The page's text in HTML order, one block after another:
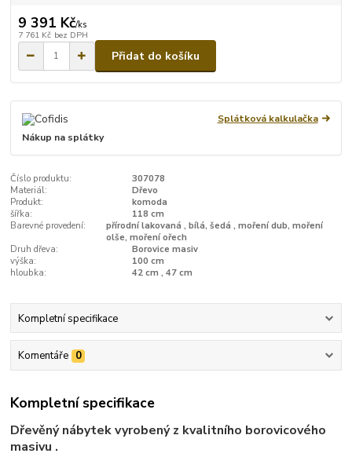
9 391 Kč/ks
7 761 Kč bez DPH
Přidat do košíku
Splátková kalkulačka
Nákup na splátky
Číslo produktu:
307078
Materiál:
Dřevo
Produkt:
komoda
šířka:
118 cm
Barevné provedení:
přírodní lakovaná , bílá, šedá , moření dub, moření
olše, moření ořech
Druh dřeva:
Borovice masiv
výška:
100 cm
hloubka:
42 cm , 47 cm
Kompletní specifikace
Komentáře 0
Kompletní specifikace
Dřevěný nábytek vyrobený z kvalitního borovicového
masivu .